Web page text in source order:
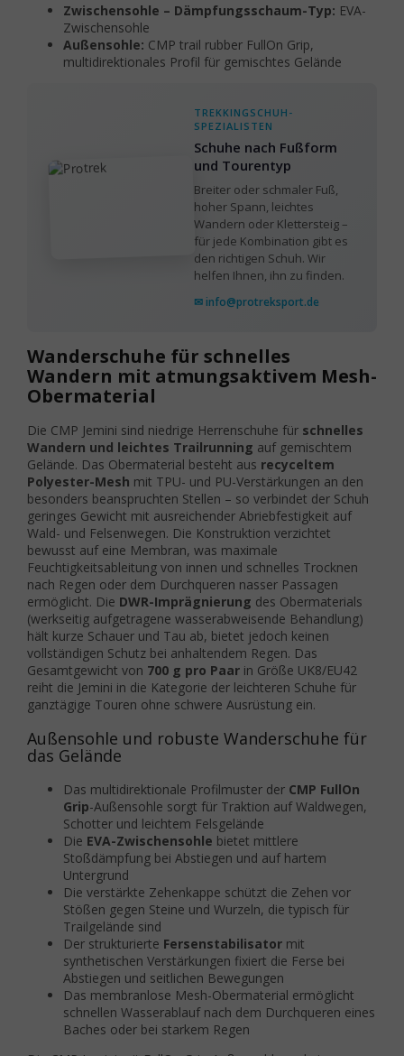
Zwischensohle – Dämpfungsschaum-Typ: EVA-
Zwischensohle
Außensohle: CMP trail rubber FullOn Grip,
multidirektionales Profil für gemischtes Gelände
TREKKINGSCHUH-
SPEZIALISTEN
Schuhe nach Fußform
und Tourentyp
Breiter oder schmaler Fuß,
hoher Spann, leichtes
Wandern oder Klettersteig –
für jede Kombination gibt es
den richtigen Schuh. Wir
helfen Ihnen, ihn zu finden.
✉ info@protreksport.de
Wanderschuhe für schnelles
Wandern mit atmungsaktivem Mesh-
Obermaterial
Die CMP Jemini sind niedrige Herrenschuhe für schnelles
Wandern und leichtes Trailrunning auf gemischtem
Gelände. Das Obermaterial besteht aus recyceltem
Polyester-Mesh mit TPU- und PU-Verstärkungen an den
besonders beanspruchten Stellen – so verbindet der Schuh
geringes Gewicht mit ausreichender Abriebfestigkeit auf
Wald- und Felsenwegen. Die Konstruktion verzichtet
bewusst auf eine Membran, was maximale
Feuchtigkeitsableitung von innen und schnelles Trocknen
nach Regen oder dem Durchqueren nasser Passagen
ermöglicht. Die DWR-Imprägnierung des Obermaterials
(werkseitig aufgetragene wasserabweisende Behandlung)
hält kurze Schauer und Tau ab, bietet jedoch keinen
vollständigen Schutz bei anhaltendem Regen. Das
Gesamtgewicht von 700 g pro Paar in Größe UK8/EU42
reiht die Jemini in die Kategorie der leichteren Schuhe für
ganztägige Touren ohne schwere Ausrüstung ein.
Außensohle und robuste Wanderschuhe für
das Gelände
Das multidirektionale Profilmuster der CMP FullOn
Grip-Außensohle sorgt für Traktion auf Waldwegen,
Schotter und leichtem Felsgelände
Die EVA-Zwischensohle bietet mittlere
Stoßdämpfung bei Abstiegen und auf hartem
Untergrund
Die verstärkte Zehenkappe schützt die Zehen vor
Stößen gegen Steine und Wurzeln, die typisch für
Trailgelände sind
Der strukturierte Fersenstabilisator mit
synthetischen Verstärkungen fixiert die Ferse bei
Abstiegen und seitlichen Bewegungen
Das membranlose Mesh-Obermaterial ermöglicht
schnellen Wasserablauf nach dem Durchqueren eines
Baches oder bei starkem Regen